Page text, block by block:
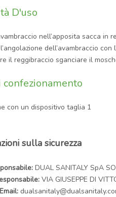
D'uso
nell’apposita sacca in
dell’avambraccio
il reggibraccio sganciare il
confezionamento
con un dispositivo taglia 1
sulla sicurezza
DUAL SANITALY SpA
VIA GIUSEPPE DI